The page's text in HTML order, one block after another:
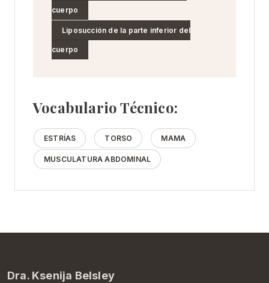
cuerpo
Liposucción de la parte inferior del
cuerpo
Vocabulario Técnico:
ESTRÍAS TORSO MAMA
MUSCULATURA ABDOMINAL
Dra. Ksenija Belsley